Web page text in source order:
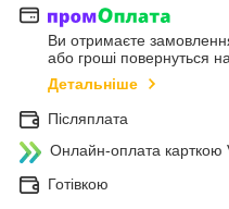
Ви отримаєте
або гроші повернуться
Детальніше
Післяплата
Онлайн-оплата
Готівкою